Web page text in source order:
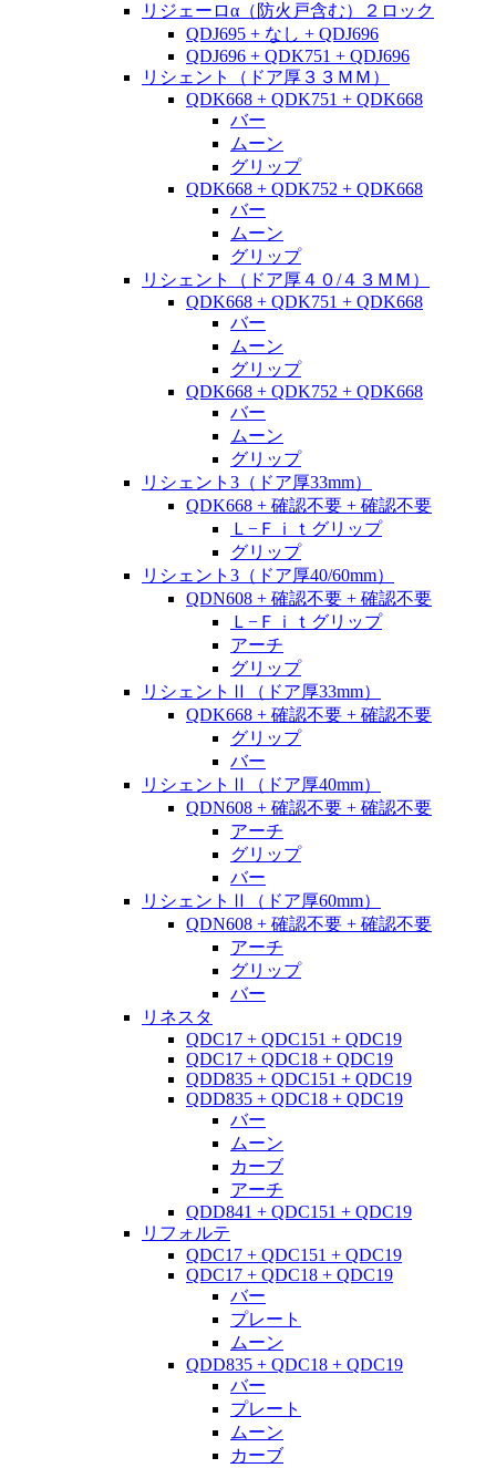
リジェーロα（防火戸含む）２ロック
QDJ695 + なし + QDJ696
QDJ696 + QDK751 + QDJ696
リシェント（ドア厚３３ＭＭ）
QDK668 + QDK751 + QDK668
バー
ムーン
グリップ
QDK668 + QDK752 + QDK668
バー
ムーン
グリップ
リシェント（ドア厚４０/４３ＭＭ）
QDK668 + QDK751 + QDK668
バー
ムーン
グリップ
QDK668 + QDK752 + QDK668
バー
ムーン
グリップ
リシェント3（ドア厚33mm）
QDK668 + 確認不要 + 確認不要
Ｌ−Ｆｉｔグリップ
グリップ
リシェント3（ドア厚40/60mm）
QDN608 + 確認不要 + 確認不要
Ｌ−Ｆｉｔグリップ
アーチ
グリップ
リシェントⅡ（ドア厚33mm）
QDK668 + 確認不要 + 確認不要
グリップ
バー
リシェントⅡ（ドア厚40mm）
QDN608 + 確認不要 + 確認不要
アーチ
グリップ
バー
リシェントⅡ（ドア厚60mm）
QDN608 + 確認不要 + 確認不要
アーチ
グリップ
バー
リネスタ
QDC17 + QDC151 + QDC19
QDC17 + QDC18 + QDC19
QDD835 + QDC151 + QDC19
QDD835 + QDC18 + QDC19
バー
ムーン
カーブ
アーチ
QDD841 + QDC151 + QDC19
リフォルテ
QDC17 + QDC151 + QDC19
QDC17 + QDC18 + QDC19
バー
プレート
ムーン
QDD835 + QDC18 + QDC19
バー
プレート
ムーン
カーブ